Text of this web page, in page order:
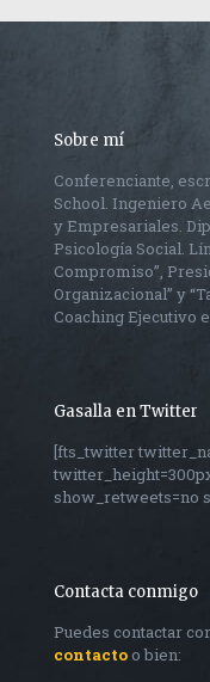
Sobre mí
Conferenciante,
School. Ingeniero
y Empresariales.
Psicología Social.
Compromiso”,
Organizacional” y
Coaching Ejecutivo
Gasalla en Twitter
[fts_twitter
show_retweets=no
Contacta conmigo
Puedes contactar
contacto o bien: